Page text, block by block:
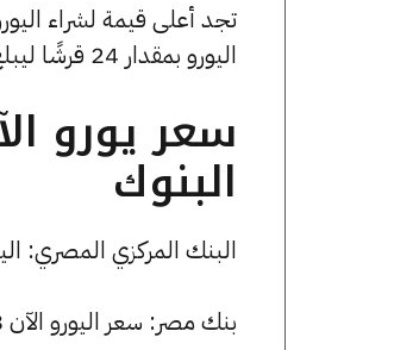
تجد أعلى قيمة لشراء
اليورو بمقدار 24 قرشًا ليبلغ 54.32 جنيهًا
سعر يورو
البنوك
البنك المركزي المصري: اليورو يسجل 54.04 جنيها
بنك مصر: سعر اليورو الآن 53.88 جنيها للشراء و 54.20 للبيع.